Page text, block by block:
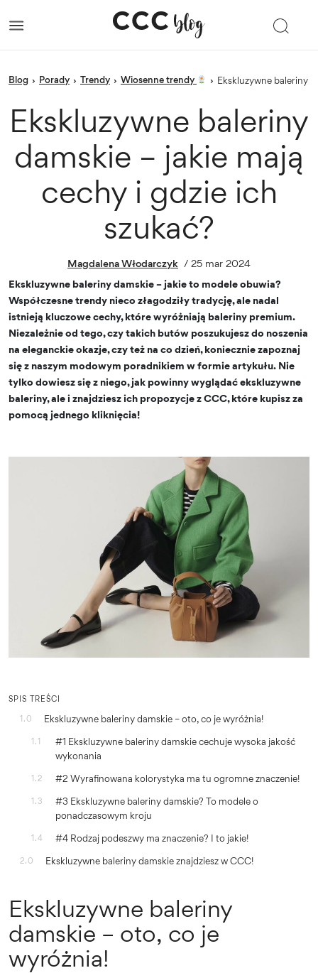
blog › porady › trendy › Wiosenne trendy › Ekskluzywne baleriny
Ekskluzywne baleriny
damskie – jakie mają
cechy i gdzie ich
szukać?
Magdalena Włodarczyk / 25 mar 2024
Ekskluzywne baleriny damskie – jakie to modele obuwia?
Współczesne trendy nieco złagodziły tradycję, ale nadal
istnieją kluczowe cechy, które wyróżniają baleriny premium.
Niezależnie od tego, czy takich butów poszukujesz do noszenia
na eleganckie okazje, czy też na co dzień, koniecznie zapoznaj
się z naszym modowym poradnikiem w formie artykułu. Nie
tylko dowiesz się z niego, jak powinny wyglądać ekskluzywne
baleriny, ale i znajdziesz ich propozycje z CCC, które kupisz za
pomocą jednego kliknięcia!
SPIS TREŚCI
1.0
Ekskluzywne baleriny damskie – oto, co je wyróżnia!
1.1
#1 Ekskluzywne baleriny damskie cechuje wysoka jakość
wykonania
1.2 #2 Wyrafinowana kolorystyka ma tu ogromne znaczenie!
1.3
#3 Ekskluzywne baleriny damskie? To modele o
ponadczasowym kroju
1.4 #4 Rodzaj podeszwy ma znaczenie? I to jakie!
2.0 Ekskluzywne baleriny damskie znajdziesz w CCC!
Ekskluzywne baleriny
damskie – oto, co je
wyróżnia!